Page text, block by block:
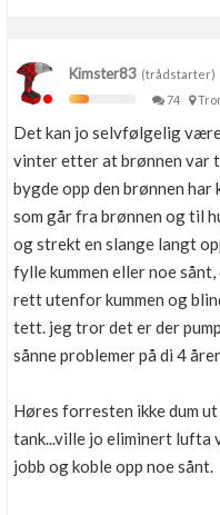
Kimster83 (trådstarter)
74
Det kan jo selvfølgelig
vinter etter at brønnen var
bygde opp den brønnen har
som går fra brønnen og til
og strekt en slange langt
fylle kummen eller noe
rett utenfor kummen og
tett. jeg tror det er der
sånne problemer på di 4
Høres forresten ikke dum
tank...ville jo eliminert lufta
jobb og koble opp noe sånt.